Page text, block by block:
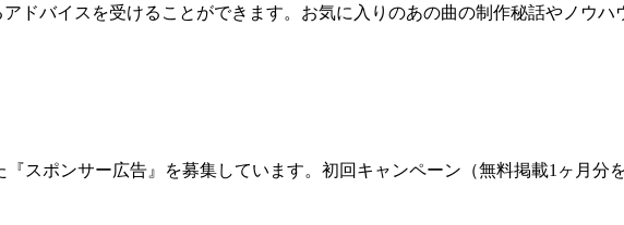
ドバイスを受けることができます。お気に入りのあの曲の制作秘話やノウ
スポンサー広告』を募集しています。初回キャンペーン（無料掲載1ヶ月